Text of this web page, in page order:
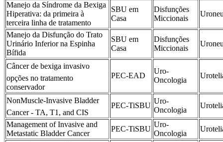
Manejo da Síndrome da Bexiga
Hiperativa: da primeira à
terceira linha de tratamento
SBU em
Casa
Disfunções
Miccionais
Manejo da Disfunção do Trato
Urinário Inferior na Espinha
Bífida
SBU em
Casa
Disfunções
Miccionais
Câncer de bexiga invasivo 
opções no tratamento
conservador
PEC-EAD
Uro-
Oncologia
NonMuscle-Invasive Bladder
Cancer - TA, T1, and CIS
PEC-TiSBU
Uro-
Oncologia
Management of Invasive and
Metastatic Bladder Cancer
PEC-TiSBU
Uro-
Oncologia